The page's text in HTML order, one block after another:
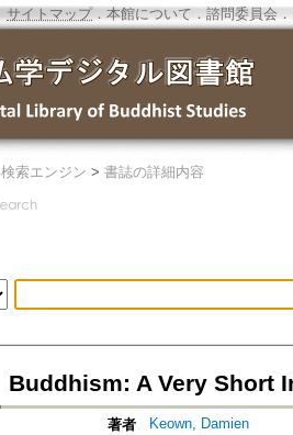
サイトマップ．本館について ． 諮問委員会 ．
検索エンジン > 書誌の詳細内容
Buddhism: A Very Short
著者 Keown, Damien